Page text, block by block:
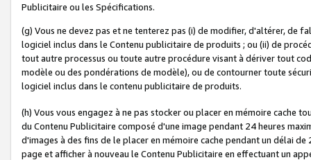
Publicitaire ou les Spécifications.
(g) Vous ne devez pas et ne tenterez pas (i) de modifier, d'altérer, de
logiciel inclus dans le Contenu publicitaire de produits ; ou (ii) de
tout autre processus ou toute autre procédure visant à dériver tout
modèle ou des pondérations de modèle), ou de contourner toute
logiciel inclus dans le contenu publicitaire de produits.
(h) Vous vous engagez à ne pas stocker ou placer en mémoire cache
du Contenu Publicitaire composé d'une image pendant 24 heures
d'images à des fins de le placer en mémoire cache pendant un délai
page et afficher à nouveau le Contenu Publicitaire en effectuant un